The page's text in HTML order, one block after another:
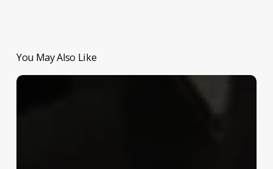
You May Also Like